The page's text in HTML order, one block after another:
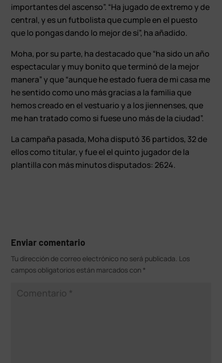
importantes del ascenso”. “Ha jugado de extremo y de
central, y es un futbolista que cumple en el puesto
que lo pongas dando lo mejor de sí”, ha añadido.
Moha, por su parte, ha destacado que “ha sido un año
espectacular y muy bonito que terminó de la mejor
manera” y que “aunque he estado fuera de mi casa me
he sentido como uno más gracias a la familia que
hemos creado en el vestuario y a los jiennenses, que
me han tratado como si fuese uno más de la ciudad”.
La campaña pasada, Moha disputó 36 partidos, 32 de
ellos como titular, y fue el el quinto jugador de la
plantilla con más minutos disputados: 2624.
Enviar comentario
Tu dirección de correo electrónico no será publicada. Los
campos obligatorios están marcados con *